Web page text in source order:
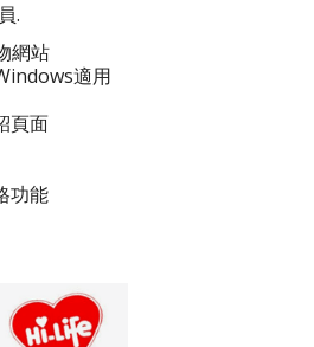
.
網站
適用
頁面
功能